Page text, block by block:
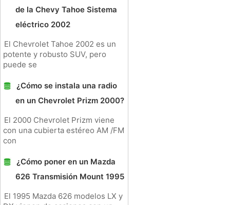
de la Chevy Tahoe Sistema
eléctrico 2002
El Chevrolet Tahoe 2002 es un
potente y robusto SUV, pero
puede se
¿Cómo se instala una radio
en un Chevrolet Prizm 2000?
El 2000 Chevrolet Prizm viene
con una cubierta estéreo AM /FM
con
¿Cómo poner en un Mazda
626 Transmisión Mount 1995
El 1995 Mazda 626 modelos LX y